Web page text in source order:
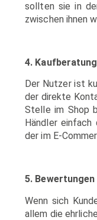
sollten sie in
zwischen ihnen
4.
Der Nutzer ist
der direkte
Stelle im Shop
Händler
der im E-
5. Bewertungen
Wenn sich
allem die